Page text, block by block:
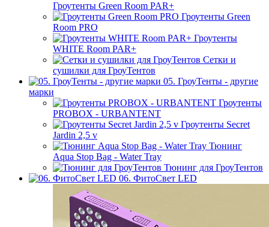
Гроутенты Green Room PAR+
Гроутенты Green
Room PRO
Гроутенты
WHITE Room PAR+
Сетки и
сушилки для ГроуТентов
05. ГроуТенты - другие
марки
Гроутенты
PROBOX - URBANTENT
Гроутенты Secret
Jardin 2,5 v
Тюнинг
Aqua Stop Bag - Water Tray
Тюнинг для ГроуТентов
06. ФитоСвет LED